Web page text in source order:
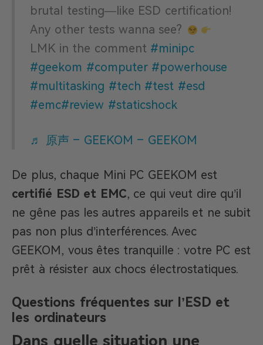
brutal testing—like ESD certification!
Any other tests wanna see?
LMK in the comment #minipc
#geekom #computer #powerhouse
#multitasking #tech #test #esd
#emc#review #staticshock
♬ 原声 – GEEKOM – GEEKOM
De plus, chaque Mini PC GEEKOM est
certifié ESD et EMC, ce qui veut dire qu’il
ne gêne pas les autres appareils et ne subit
pas non plus d’interférences. Avec
GEEKOM, vous êtes tranquille : votre PC est
prêt à résister aux chocs électrostatiques.
Questions fréquentes sur l’ESD et
les ordinateurs
Dans quelle situation une